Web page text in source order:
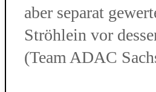
aber separat
Ströhlein vor
(Team ADAC